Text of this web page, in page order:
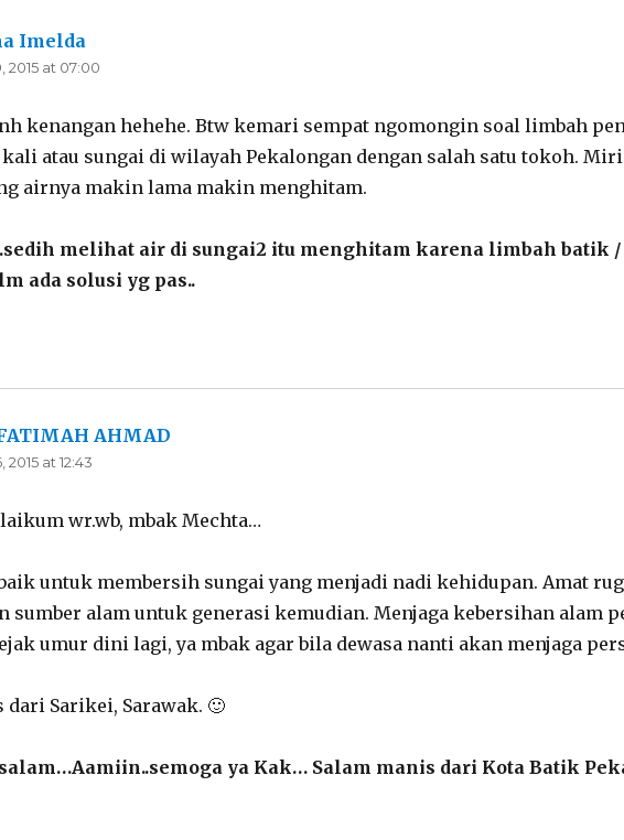
Imeldasays:
2015 at 07:00
kenangan hehehe. Btw kemari sempat ngomongin soal limbah
atau sungai di wilayah Pekalongan dengan salah satu tokoh.
airnya makin lama makin menghitam.
melihat air di sungai2 itu menghitam karena limbah batik /
ada solusi yg pas..
AHMAD
2015 at 12:43
wr.wb, mbak Mechta…
untuk membersih sungai yang menjadi nadi kehidupan. Amat
sumber alam untuk generasi kemudian. Menjaga kebersihan alam
umur dini lagi, ya mbak agar bila dewasa nanti akan menjaga
dari Sarikei, Sarawak. 🙂
ya Kak… Salam manis dari Kota Batik